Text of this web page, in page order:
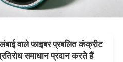
वाले फाइबर प्रबलित कंक्रीट
समाधान प्रदान करते हैं